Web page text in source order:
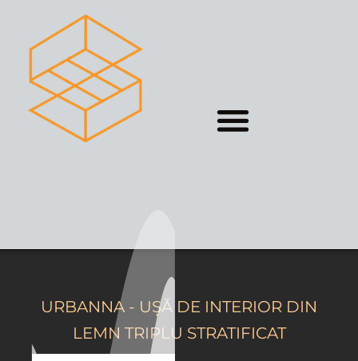
URBANNA - UȘĂ DE INTERIOR DIN
LEMN TRIPLU STRATIFICAT